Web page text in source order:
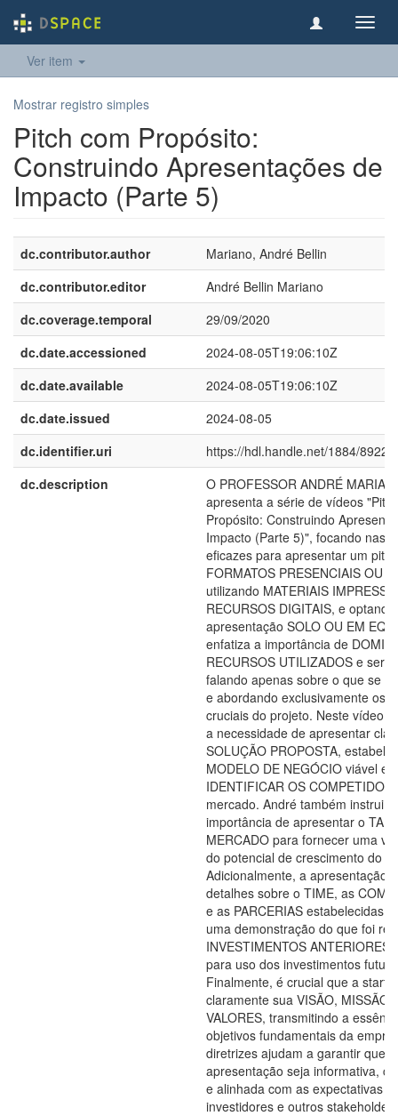
Ver item
Mostrar registro simples
Pitch com Propósito:
Construindo Apresentações de
Impacto (Parte 5)
dc.contributor.author
Mariano, André Bellin
dc.contributor.editor
André Bellin Mariano
dc.coverage.temporal
29/09/2020
dc.date.accessioned
2024-08-05T19:06:10Z
dc.date.available
2024-08-05T19:06:10Z
dc.date.issued
2024-08-05
dc.identifier.uri
https://hdl.handle.net/1884/89229
dc.description
O PROFESSOR ANDRÉ
apresenta a série de vídeos
Propósito: Construindo
Impacto (Parte 5)", focando nas
eficazes para apresentar um
FORMATOS PRESENCIAIS OU
utilizando MATERIAIS
RECURSOS DIGITAIS, e
apresentação SOLO OU EM
enfatiza a importância de
RECURSOS UTILIZADOS e ser
falando apenas sobre o que se
e abordando exclusivamente os
cruciais do projeto. Neste vídeo,
a necessidade de apresentar
SOLUÇÃO PROPOSTA,
MODELO DE NEGÓCIO viável e
IDENTIFICAR OS
mercado. André também instrui
importância de apresentar o
MERCADO para fornecer uma
do potencial de crescimento do
Adicionalmente, a apresentação
detalhes sobre o TIME, as
e as PARCERIAS estabelecidas,
uma demonstração do que foi
INVESTIMENTOS ANTERIORES
para uso dos investimentos
Finalmente, é crucial que a
claramente sua VISÃO, MISSÃO
VALORES, transmitindo a
objetivos fundamentais da
diretrizes ajudam a garantir que a
apresentação seja informativa,
e alinhada com as expectativas
investidores e outros